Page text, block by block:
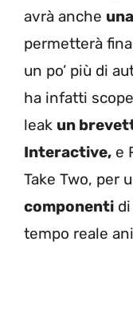
avrà anche
permetterà
un po’ più di
ha infatti
leak un
Interactive, e
Take Two, per
componenti
tempo reale